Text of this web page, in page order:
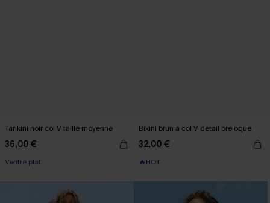
Tankini noir col V taille moyenne
36,00 €
Ventre plat
Bikini brun à col V détail breloque
32,00 €
🔥HOT